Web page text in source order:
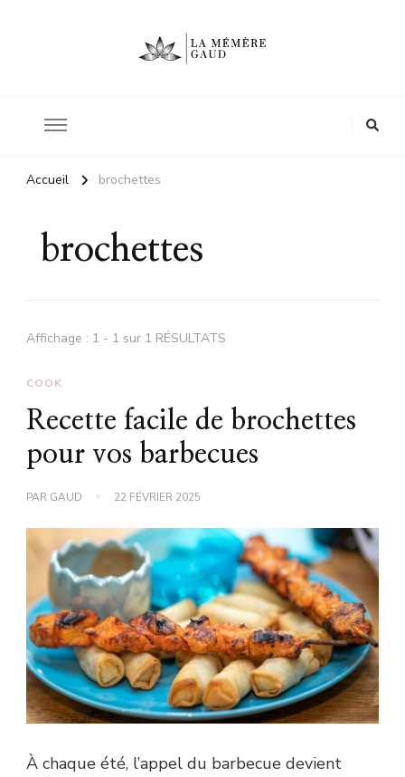
Accueil brochettes
brochettes
Affichage : 1 - 1 sur 1 RÉSULTATS
COOK
Recette facile de brochettes
pour vos barbecues
PAR GAUD 22 FÉVRIER 2025
À chaque été, l’appel du barbecue devient